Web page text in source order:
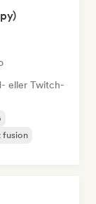
eller Twitch-
fusion